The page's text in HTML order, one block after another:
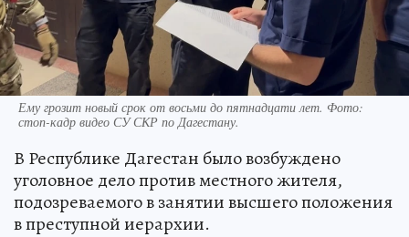
Ему грозит новый срок от восьми до пятнадцати лет. Фото:
стоп-кадр видео СУ СКР по Дагестану.
В Республике Дагестан было возбуждено
уголовное дело против местного жителя,
подозреваемого в занятии высшего положения
в преступной иерархии.